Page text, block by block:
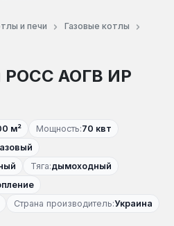
и печи
Газовые котлы
РОСС АОГВ ИР
м² Мощность:70 квт
Тяга:дымоходный
Страна производитель:Украина